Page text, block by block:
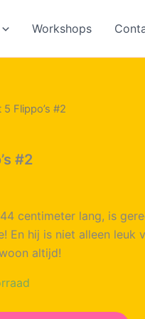
Workshops
Flippo’s #2
#2
centimeter lang, is
En hij is niet alleen leuk
altijd!